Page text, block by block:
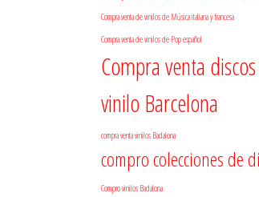
Compra venta de vinilos de Música italiana y francesa
Compra venta de vinilos de Pop español
Compra venta
vinilo Barcelona
compra venta vinilos Badalona
compro colecciones de
Compro vinilos Badalona